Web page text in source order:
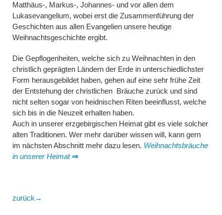
Matthäus-, Markus-, Johannes- und vor allen dem
Lukasevangelium, wobei erst die Zusammenführung der
Geschichten aus allen Evangelien unsere heutige
Weihnachtsgeschichte ergibt.
Die Gepflogenheiten, welche sich zu Weihnachten in den
christlich geprägten Ländern der Erde in unterschiedlichster
Form herausgebildet haben, gehen auf eine sehr frühe Zeit
der Entstehung der christlichen Bräuche zurück und sind
nicht selten sogar von heidnischen Riten beeinflusst, welche
sich bis in die Neuzeit erhalten haben.
Auch in unserer erzgebirgischen Heimat gibt es viele solcher
alten Traditionen. Wer mehr darüber wissen will, kann gern
im nächsten Abschnitt mehr dazu lesen. Weihnachtsbräuche
in unserer Heimat ⇒
zurück→